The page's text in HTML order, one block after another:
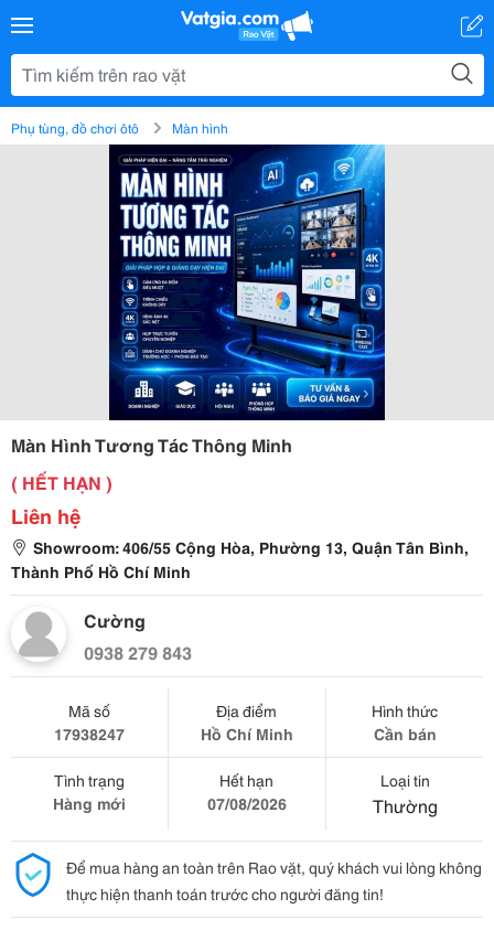
Phụ tùng, đồ chơi ôtô Màn hình
Màn Hình Tương Tác Thông Minh
( HẾT HẠN )
Liên hệ
Showroom: 406/55 Cộng Hòa, Phường 13, Quận Tân Bình,
Thành Phố Hồ Chí Minh
Cường
0938 279 843
Mã số
17938247
Địa điểm
Hồ Chí Minh
Hình thức
Cần bán
Tình trạng
Hàng mới
Hết hạn
07/08/2026
Loại tin
Thường
Để mua hàng an toàn trên Rao vặt, quý khách vui lòng không
thực hiện thanh toán trước cho người đăng tin!